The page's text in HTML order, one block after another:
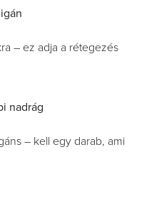
– ez adja a rétegezés
nadrág
– kell egy darab, ami